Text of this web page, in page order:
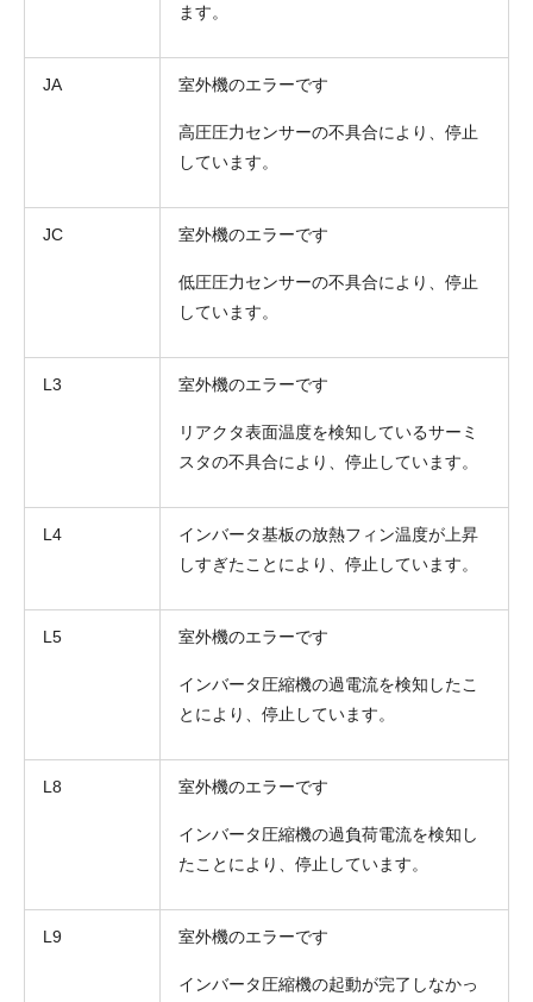
ます。
JA 室外機のエラーです
高圧圧力センサーの不具合により、停止
しています。
JC 室外機のエラーです
低圧圧力センサーの不具合により、停止
しています。
L3 室外機のエラーです
リアクタ表面温度を検知しているサーミ
スタの不具合により、停止しています。
L4
インバータ基板の放熱フィン温度が上昇
しすぎたことにより、停止しています。
L5 室外機のエラーです
インバータ圧縮機の過電流を検知したこ
とにより、停止しています。
L8 室外機のエラーです
インバータ圧縮機の過負荷電流を検知し
たことにより、停止しています。
L9 室外機のエラーです
インバータ圧縮機の起動が完了しなかっ